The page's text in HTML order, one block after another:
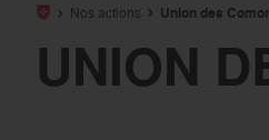
Notre présence en France
Nos actions Union des
UNION